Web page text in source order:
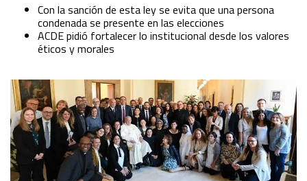
Con la sanción de esta ley se evita que una persona
condenada se presente en las elecciones
ACDE pidió fortalecer lo institucional desde los valores
éticos y morales